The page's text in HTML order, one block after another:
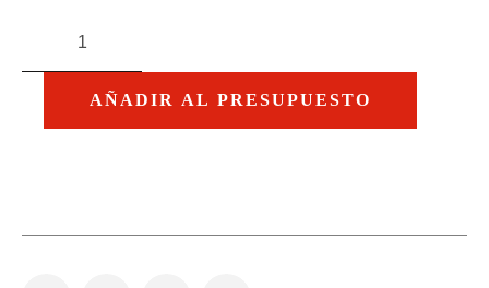
AÑADIR AL PRESUPUESTO